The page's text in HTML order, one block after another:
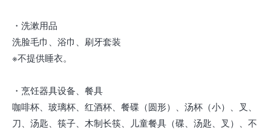
・洗漱用品
洗脸毛巾、浴巾、刷牙套装
※不提供睡衣。
・烹饪器具设备、餐具
咖啡杯、玻璃杯、红酒杯、餐碟（圆形）、汤杯（小）、叉、
刀、汤匙、筷子、木制长筷、儿童餐具（碟、汤匙、叉）、不